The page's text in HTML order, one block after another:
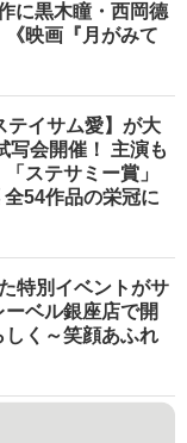
に黒木瞳・西岡德
映画『月がみて
テイサム愛】が大
写会開催！ 主演も
ステサミー賞」
54作品の栄冠に
特別イベントがサ
ベル銀座店で開
く～笑顔あふれ